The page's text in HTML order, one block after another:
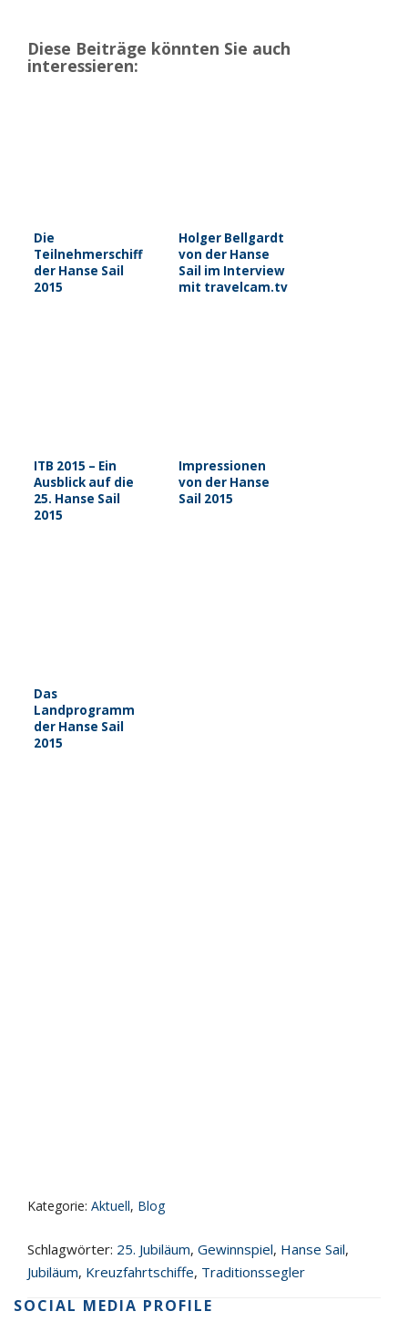
Diese Beiträge könnten Sie auch
interessieren:
Die
Teilnehmerschiffe
der Hanse Sail
2015
Holger Bellgardt
von der Hanse
Sail im Interview
mit travelcam.tv
ITB 2015 – Ein
Ausblick auf die
25. Hanse Sail
2015
Impressionen
von der Hanse
Sail 2015
Das
Landprogramm
der Hanse Sail
2015
Kategorie: Aktuell, Blog
Schlagwörter: 25. Jubiläum, Gewinnspiel, Hanse Sail,
Jubiläum, Kreuzfahrtschiffe, Traditionssegler
SOCIAL MEDIA PROFILE